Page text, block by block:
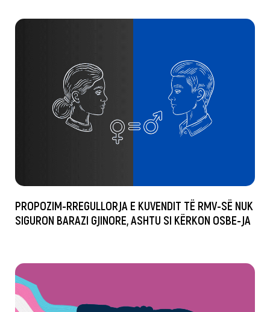
PROPOZIM-RREGULLORJA E KUVENDIT TË RMV-SË NUK
SIGURON BARAZI GJINORE, ASHTU SI KËRKON OSBE-JA